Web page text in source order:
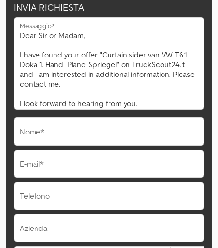
INVIA RICHIESTA
Messaggio*
Nome*
E-mail*
Telefono
Azienda